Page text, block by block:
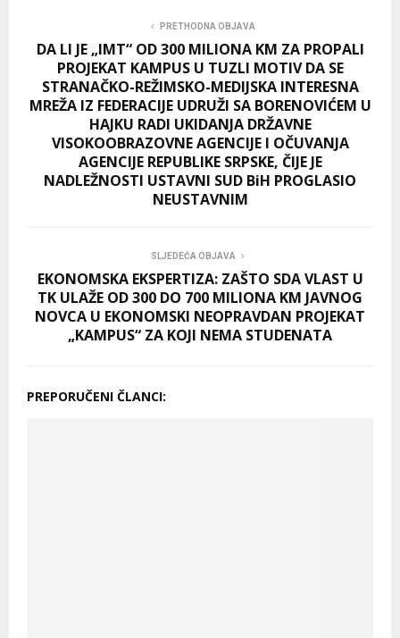
PRETHODNA OBJAVA
DA LI JE „IMT“ OD 300 MILIONA KM ZA PROPALI
PROJEKAT KAMPUS U TUZLI MOTIV DA SE
STRANAČKO-REŽIMSKO-MEDIJSKA INTERESNA
MREŽA IZ FEDERACIJE UDRUŽI SA BORENOVIĆEM U
HAJKU RADI UKIDANJA DRŽAVNE
VISOKOOBRAZOVNE AGENCIJE I OČUVANJA
AGENCIJE REPUBLIKE SRPSKE, ČIJE JE
NADLEŽNOSTI USTAVNI SUD BiH PROGLASIO
NEUSTAVNIM
SLJEDEĆA OBJAVA
EKONOMSKA EKSPERTIZA: ZAŠTO SDA VLAST U
TK ULAŽE OD 300 DO 700 MILIONA KM JAVNOG
NOVCA U EKONOMSKI NEOPRAVDAN PROJEKAT
„KAMPUS“ ZA KOJI NEMA STUDENATA
PREPORUČENI ČLANCI: